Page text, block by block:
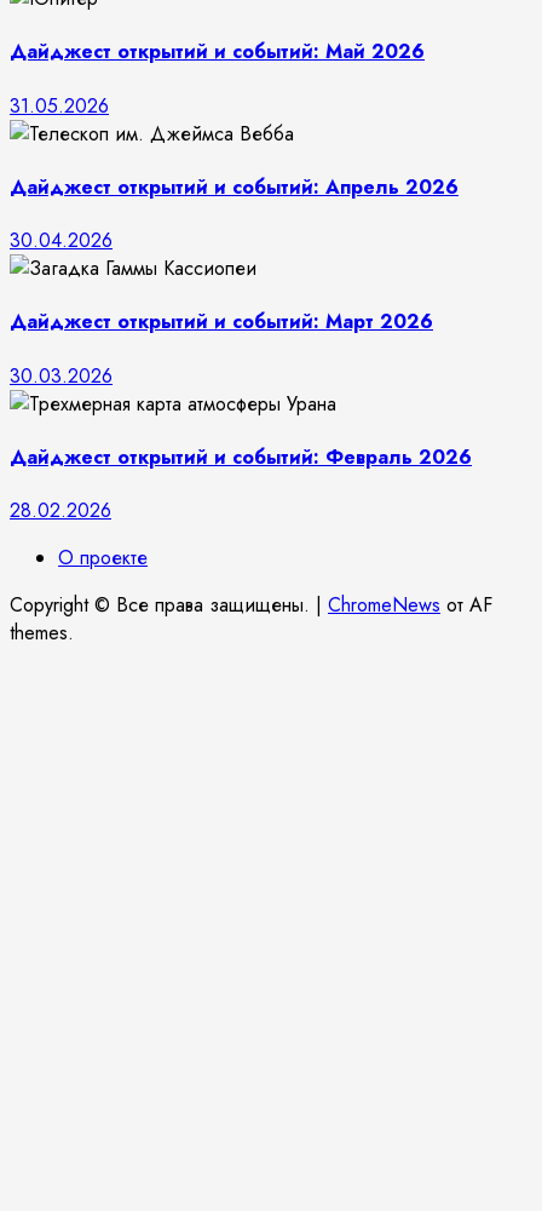
Дайджест открытий и событий: Май 2026
31.05.2026
Дайджест открытий и событий: Апрель 2026
30.04.2026
Дайджест открытий и событий: Март 2026
30.03.2026
Дайджест открытий и событий: Февраль 2026
28.02.2026
О проекте
Copyright © Все права защищены. | ChromeNews от AF
themes.